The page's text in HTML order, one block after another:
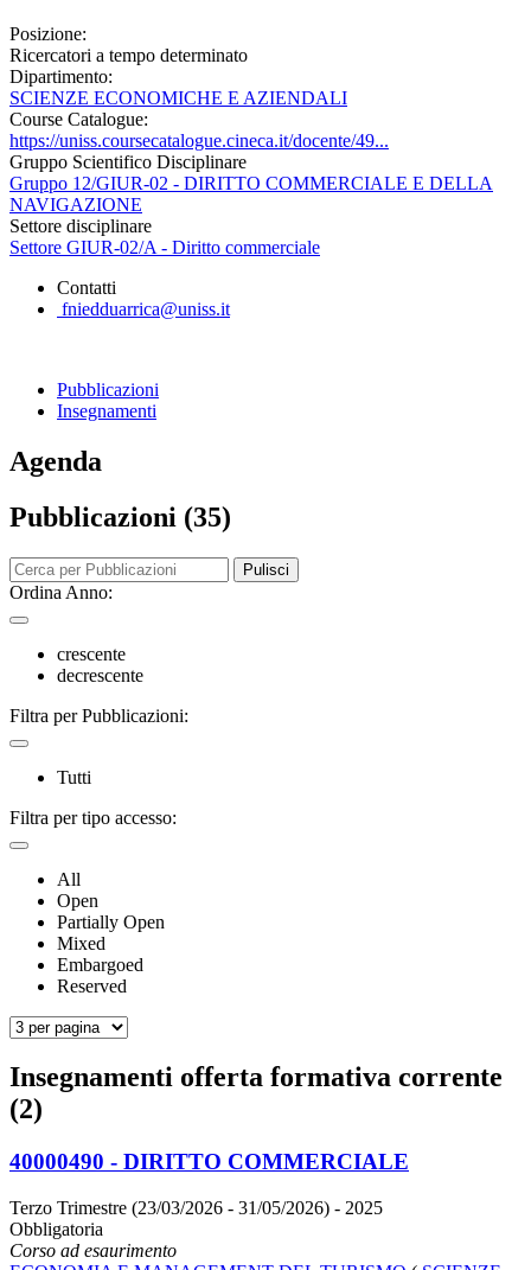
Posizione:
Ricercatori a tempo determinato
Dipartimento:
SCIENZE ECONOMICHE E AZIENDALI
Course Catalogue:
https://uniss.coursecatalogue.cineca.it/docente/49...
Gruppo Scientifico Disciplinare
Gruppo 12/GIUR-02 - DIRITTO COMMERCIALE E DELLA
NAVIGAZIONE
Settore disciplinare
Settore GIUR-02/A - Diritto commerciale
Contatti
fniedduarrica@uniss.it
Pubblicazioni
Insegnamenti
Agenda
Pubblicazioni (35)
Pulisci
Ordina Anno:
crescente
decrescente
Filtra per Pubblicazioni:
Tutti
Filtra per tipo accesso:
All
Open
Partially Open
Mixed
Embargoed
Reserved
Insegnamenti offerta formativa corrente
(2)
40000490 - DIRITTO COMMERCIALE
Terzo Trimestre (23/03/2026 - 31/05/2026) - 2025
Obbligatoria
Corso ad esaurimento